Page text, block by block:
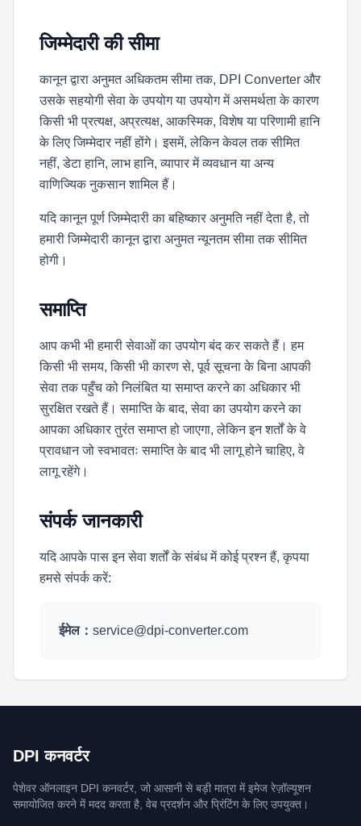
जिम्मेदारी की सीमा
कानून द्वारा अनुमत अधिकतम सीमा तक, DPI Converter और
उसके सहयोगी सेवा के उपयोग या उपयोग में असमर्थता के कारण
किसी भी प्रत्यक्ष, अप्रत्यक्ष, आकस्मिक, विशेष या परिणामी हानि
के लिए जिम्मेदार नहीं होंगे। इसमें, लेकिन केवल तक सीमित
नहीं, डेटा हानि, लाभ हानि, व्यापार में व्यवधान या अन्य
वाणिज्यिक नुकसान शामिल हैं।
यदि कानून पूर्ण जिम्मेदारी का बहिष्कार अनुमति नहीं देता है, तो
हमारी जिम्मेदारी कानून द्वारा अनुमत न्यूनतम सीमा तक सीमित
होगी।
समाप्ति
आप कभी भी हमारी सेवाओं का उपयोग बंद कर सकते हैं। हम
किसी भी समय, किसी भी कारण से, पूर्व सूचना के बिना आपकी
सेवा तक पहुँच को निलंबित या समाप्त करने का अधिकार भी
सुरक्षित रखते हैं। समाप्ति के बाद, सेवा का उपयोग करने का
आपका अधिकार तुरंत समाप्त हो जाएगा, लेकिन इन शर्तों के वे
प्रावधान जो स्वभावतः समाप्ति के बाद भी लागू होने चाहिए, वे
लागू रहेंगे।
संपर्क जानकारी
यदि आपके पास इन सेवा शर्तों के संबंध में कोई प्रश्न हैं, कृपया
हमसे संपर्क करें:
ईमेल： service@dpi-converter.com
DPI कनवर्टर
पेशेवर ऑनलाइन DPI कनवर्टर, जो आसानी से बड़ी मात्रा में इमेज रेज़ॉल्यूशन
समायोजित करने में मदद करता है, वेब प्रदर्शन और प्रिंटिंग के लिए उपयुक्त।